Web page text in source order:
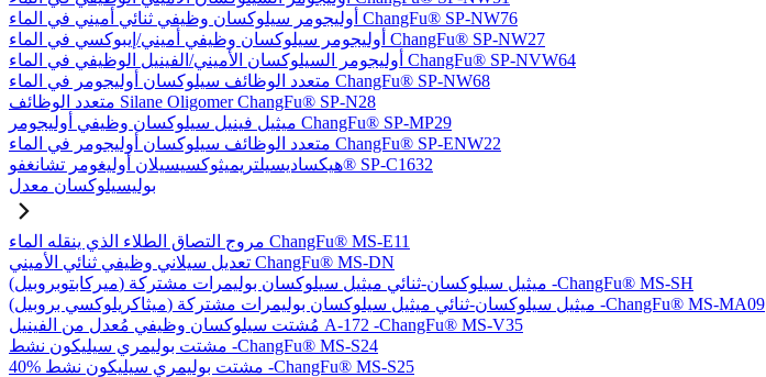
أوليجومر سيلوكسان وظيفي ثنائي أميني في الماء ChangFu® SP-NW76
أوليجومر سيلوكسان وظيفي أميني/إيبوكسي في الماء ChangFu® SP-NW27
أوليجومر السيلوكسان الأميني/الفينيل الوظيفي في الماء ChangFu® SP-NVW64
متعدد الوظائف سيلوكسان أوليجومر في الماء ChangFu® SP-NW68
متعدد الوظائف Silane Oligomer ChangFu® SP-N28
ميثيل فينيل سيلوكسان وظيفي أوليجومر ChangFu® SP-MP29
متعدد الوظائف سيلوكسان أوليجومر في الماء ChangFu® SP-ENW22
هيكساديسيلتريميثوكسيسيلان أوليغومر تشانغفو® SP-C1632
بوليسيلوكسان معدل
مروج التصاق الطلاء الذي ينقله الماء ChangFu® MS-E11
تعديل سيلاني وظيفي ثنائي الأميني ChangFu® MS-DN
(ميركابتوبروبيل) ميثيل سيلوكسان-ثنائي ميثيل سيلوكسان بوليمرات مشتركة -ChangFu® MS-SH
(ميثاكريلوكسي بروبيل) ميثيل سيلوكسان-ثنائي ميثيل سيلوكسان بوليمرات مشتركة -ChangFu® MS-MA09
مُشتت سيلوكسان وظيفي مُعدل من الفينيل A-172 -ChangFu® MS-V35
مشتت بوليمري سيليكون نشط -ChangFu® MS-S24
40% مشتت بوليمري سيليكون نشط -ChangFu® MS-S25